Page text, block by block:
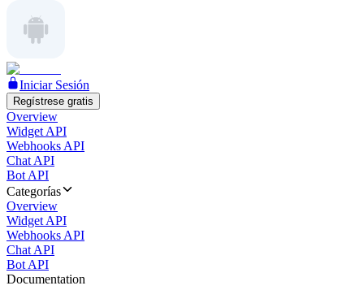
Iniciar Sesión
Regístrese gratis
Overview
Widget API
Webhooks API
Chat API
Bot API
Categorías
Overview
Widget API
Webhooks API
Chat API
Bot API
Documentation